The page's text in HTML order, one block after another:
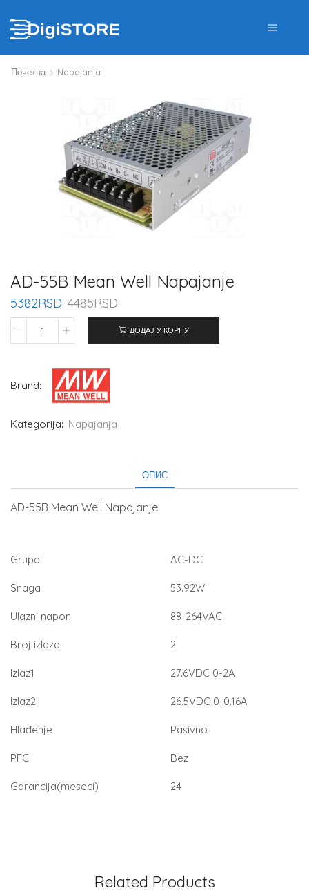
Почетна Napajanja
AD-55B Mean Well Napajanje
5382RSD 4485RSD
ДОДАЈ У КОРПУ
Brand:
Kategorija: Napajanja
ОПИС
AD-55B Mean Well Napajanje
Grupa AC-DC
Snaga 53.92W
Ulazni napon 88-264VAC
Broj izlaza 2
Izlaz1 27.6VDC 0-2A
Izlaz2 26.5VDC 0-0.16A
Hlađenje Pasivno
PFC Bez
Garancija(meseci) 24
Related Products